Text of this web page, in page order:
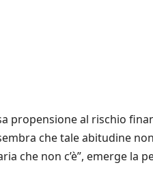
propensione al rischio
che tale abitudine
che non c’è”, emerge la